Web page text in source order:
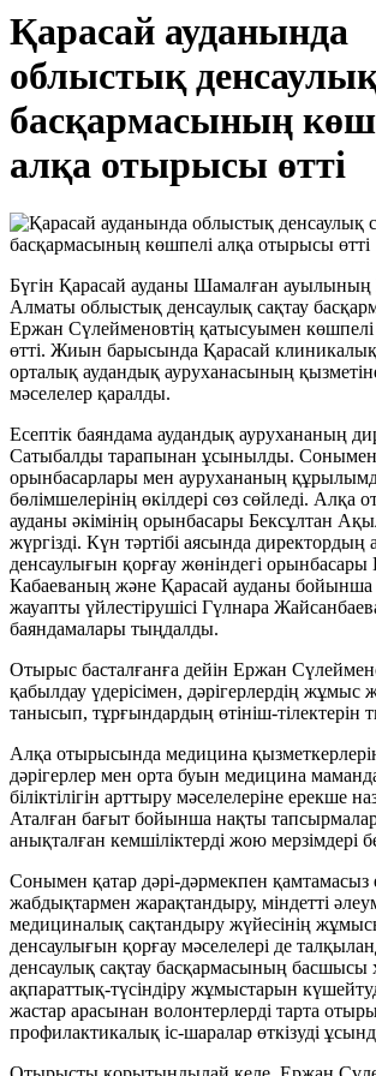
Қарасай ауданында
облыстық
басқармасының
алқа отырысы өтті
Бүгін Қарасай ауданы Шамалған ауылының
Алматы облыстық денсаулық сақтау
Ержан Сүлейменовтің қатысуымен
өтті. Жиын барысында Қарасай клиникалық
орталық аудандық ауруханасының
мәселелер қаралды.
Есептік баяндама аудандық аурухананың
Сатыбалды тарапынан ұсынылды.
орынбасарлары мен аурухананың
бөлімшелерінің өкілдері сөз сөйледі. Алқа
ауданы әкімінің орынбасары Бексұлтан
жүргізді. Күн тәртібі аясында директордың
денсаулығын қорғау жөніндегі
Кабаеваның және Қарасай ауданы
жауапты үйлестірушісі Гүлнара
баяндамалары тыңдалды.
Отырыс басталғанға дейін Ержан
қабылдау үдерісімен, дәрігерлердің жұмыс
танысып, тұрғындардың өтініш-тілектерін
Алқа отырысында медицина
дәрігерлер мен орта буын медицина
біліктілігін арттыру мәселелеріне ерекше
Аталған бағыт бойынша нақты тапсырмалар
анықталған кемшіліктерді жою мерзімдері
Сонымен қатар дәрі-дәрмекпен
жабдықтармен жарақтандыру, міндетті
медициналық сақтандыру жүйесінің
денсаулығын қорғау мәселелері де
денсаулық сақтау басқармасының басшысы
ақпараттық-түсіндіру жұмыстарын
жастар арасынан волонтерлерді тарта
профилактикалық іс-шаралар өткізуді